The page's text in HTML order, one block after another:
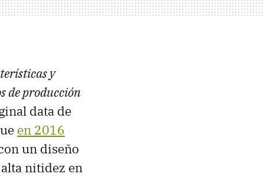
y
de producción
data de
en 2016
un diseño
nitidez en